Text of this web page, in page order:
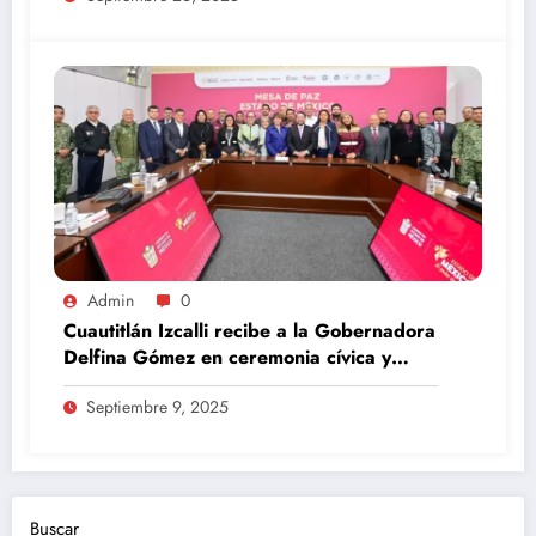
Admin 0
Cuautitlán Izcalli recibe a la Gobernadora
Delfina Gómez en ceremonia cívica y
Mesa de Paz
Septiembre 9, 2025
Buscar